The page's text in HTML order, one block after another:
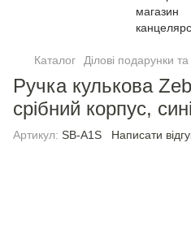
Каталог Ділові подарунки
Ручка кулькова
срібний корпус,
Артикул: SB-A1S Написати